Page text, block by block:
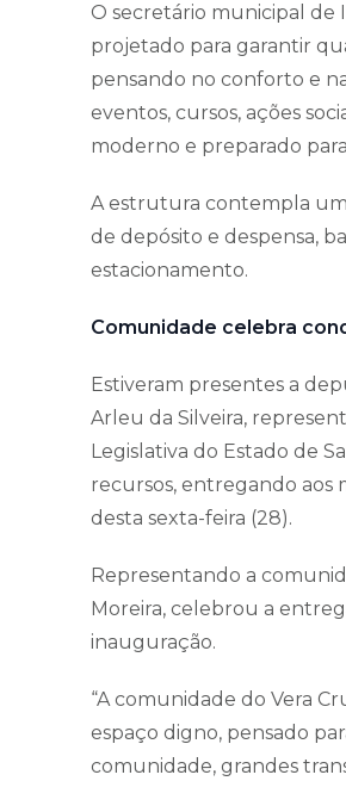
O secretário municipal de
projetado para garantir
pensando no conforto e
eventos, cursos, ações
moderno e preparado
A estrutura contempla um
de depósito e despensa,
estacionamento.
Comunidade celebra
Estiveram presentes a
Arleu da Silveira,
Legislativa do Estado de
recursos, entregando aos
desta sexta-feira (28).
Representando a
Moreira, celebrou a
inauguração.
“A comunidade do Vera
espaço digno, pensado
comunidade, grandes